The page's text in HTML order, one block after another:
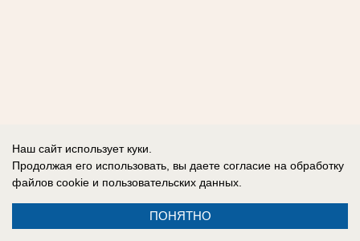
Наш сайт использует куки.
Продолжая его использовать, вы даете согласие на обработку
файлов cookie и пользовательских данных.
ПОНЯТНО